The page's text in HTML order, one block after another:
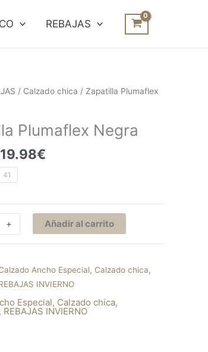
REBAJAS
/ Calzado chica / Zapatilla Plumaflex
Plumaflex Negra
49.95€.
19.98€
El
es:
19.98€.
41
+ Añadir al carrito
Ancho Especial, Calzado chica,
INVIERNO
Especial, Calzado chica,
, REBAJAS INVIERNO